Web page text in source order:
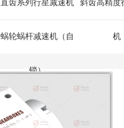
直齿系列行星减速机 斜齿高精度
机
蜗轮蜗杆减速机（自
锁）